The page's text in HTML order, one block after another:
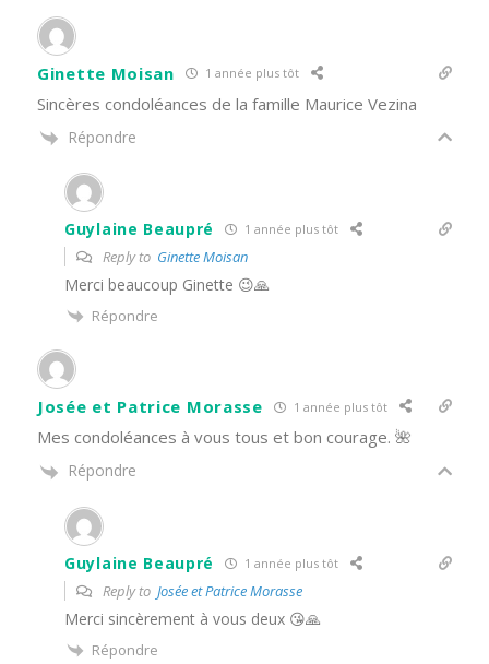
Ginette Moisan 1 année plus tôt
Sincères condoléances de la famille Maurice Vezina
Répondre
Guylaine Beaupré 1 année plus tôt
Reply to Ginette Moisan
Merci beaucoup Ginette 😉🙏
Répondre
Josée et Patrice Morasse 1 année plus tôt
Mes condoléances à vous tous et bon courage. 🌺
Répondre
Guylaine Beaupré 1 année plus tôt
Reply to Josée et Patrice Morasse
Merci sincèrement à vous deux 😘🙏
Répondre